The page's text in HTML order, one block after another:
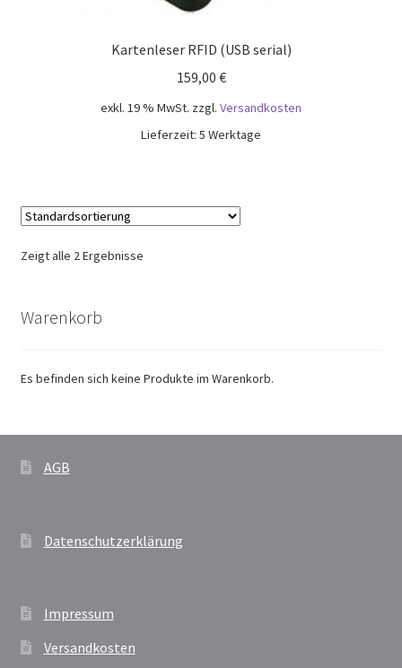
Kartenleser RFID (USB serial)
159,00 €
exkl. 19 % MwSt. zzgl. Versandkosten
Lieferzeit: 5 Werktage
Zeigt alle 2 Ergebnisse
Warenkorb
Es befinden sich keine Produkte im Warenkorb.
AGB
Datenschutzerklärung
Impressum
Versandkosten